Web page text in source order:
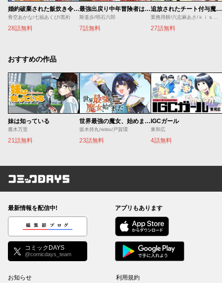
婚約破棄された飯炊き令嬢の私は冷酷公爵と専属契約しました～ですが胃袋を掴んだ結果、冷たかった公爵様がどんどん優しくなっています～
青空あかな/七福あくび/黒裄
28話無料
最強出戻り中年冒険者は、今さら命なんてかけたくない
斯道歩/明石六郎
7話無料
追放されたチート付与魔術師は気ままなセカンドライフを謳歌する。 ～俺は武器だけじゃなく、あらゆるものに『強化ポイント』を付与できるし、俺の意思でいつでも効果を解除できるけど、残った人たち大丈夫？～
業務用餅/六志麻あさ/ｋｉｓｕｉ
27話無料
おすすめの作品
妹は知っている
雁木万里
21話無料
世界最強の魔女、始めました ～私だけ『攻略サイト』を見れる世界で自由に生きます～
坂木持丸/riritto/戸賀環
23話無料
IGCガール
東和広
4話無料
コミックDAYS
最新情報を配信中!
編集部ブログ
コミックDAYS
@comicdays_team
アプリもあります
お知らせ 利用規約